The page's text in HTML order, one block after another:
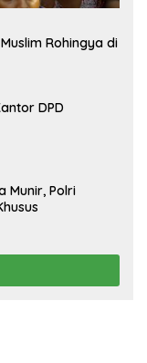
Rohingya di
DPD
Munir, Polri